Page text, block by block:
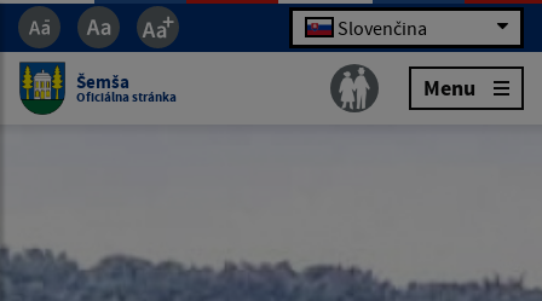
Slovenčina
Šemša
Oficiálna stránka Menu